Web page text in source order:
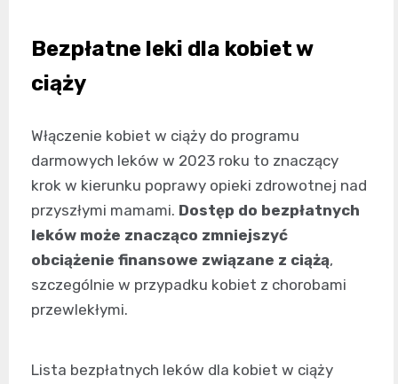
Bezpłatne leki dla kobiet w
ciąży
Włączenie kobiet w ciąży do programu
darmowych leków w 2023 roku to znaczący
krok w kierunku poprawy opieki zdrowotnej nad
przyszłymi mamami. Dostęp do bezpłatnych
leków może znacząco zmniejszyć
obciążenie finansowe związane z ciążą,
szczególnie w przypadku kobiet z chorobami
przewlekłymi.
Lista bezpłatnych leków dla kobiet w ciąży